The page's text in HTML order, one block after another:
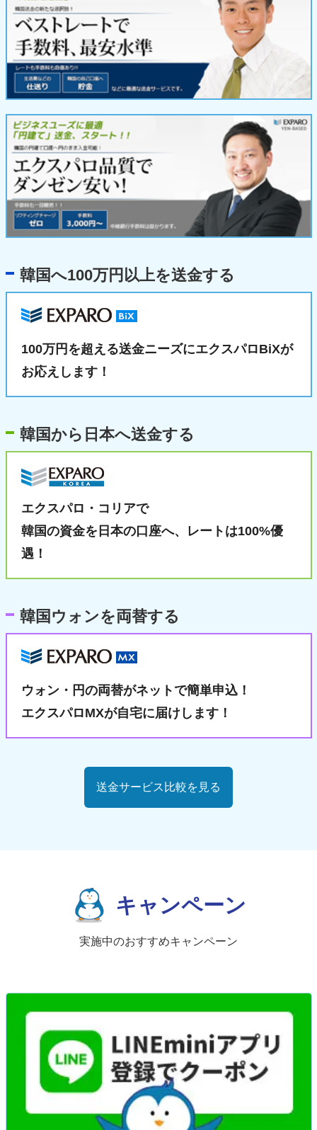
韓国へ100万円以上を送金する
100万円を超える送金ニーズにエクスパロBiXが
お応えします！
韓国から日本へ送金する
エクスパロ・コリアで
韓国の資金を日本の口座へ、
レートは100%優
遇！
韓国ウォンを両替する
ウォン・円の両替がネットで簡単申込！
エクスパロMXが自宅に届けします！
送金サービス比較を見る
キャンペーン
実施中のおすすめキャンペーン